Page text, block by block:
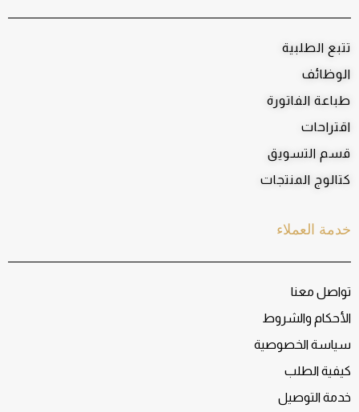
خدمة العملاء
تواصل معنا
الأحكام والشروط
سياسة الخصوصية
كيفية الطلب
خدمة التوصيل
تتبع الطلبية
الوظائف
طباعة الفاتورة
اقتراحات
قسم التسويق
كتالوج المنتجات